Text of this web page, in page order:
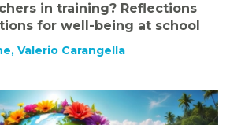
in training? Reflections
for well-being at school
Valerio Carangella